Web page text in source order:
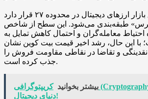
شاخص ترس و طمع بازار ارزهای دیجیتال در محدوده ۲۷ قرار دارد
طبقه‌بندی می‌شود. این سطح از شاخص
احتیاط معامله‌گران و احتمال کاهش تمایل به
با این حال، رشد اخیر قیمت بیت کوین نشان
و تقاضا در نقاطی مقاومت فروش را
جذب کرده است.
بیشتر بخوانید کریپتوگرافی (Cryptography): رمزنگاری برای
دنیای دیجیتال!